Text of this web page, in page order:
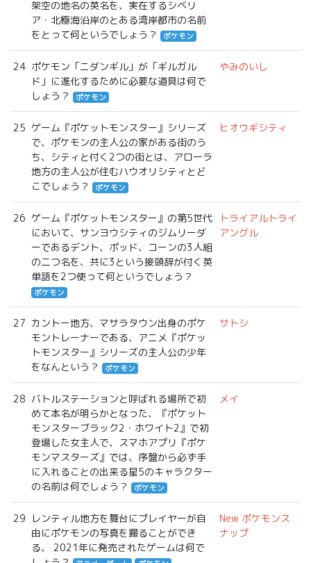
架空の地名の英名を、実在するシベリ
ア・北極海沿岸のとある湾岸都市の名前
をとって何というでしょう？
ポケモン
24 ポケモン「ニダンギル」が「ギルガル
ド」に進化するために必要な道具は何で
しょう？
ポケモン
やみのいし
25 ゲーム『ポケットモンスター』シリーズ
で、ポケモンの主人公の家がある街のう
ち、シティと付く2つの街とは、アローラ
地方の主人公が住むハウオリシティとど
こでしょう？
ポケモン
ヒオウギシティ
26 ゲーム『ポケットモンスター』の第5世代
において、サンヨウシティのジムリーダ
ーであるデント、ポッド、コーンの3人組
の二つ名を、共に3という接頭辞が付く英
単語を2つ使って何というでしょう？
ポケモン
トライアルトライ
アングル
27 カントー地方、マサラタウン出身のポケ
モントレーナーである、アニメ『ポケッ
トモンスター』シリーズの主人公の少年
をなんという？
ポケモン
サトシ
28 バトルステーションと呼ばれる場所で初
めて本名が明らかとなった、『ポケット
モンスターブラック2・ホワイト2』で初
登場した女主人で、スマホアプリ『ポケ
モンマスターズ』では、序盤から必ず手
に入れることの出来る星5のキャラクター
の名前は何でしょう？
ポケモン
メイ
29 レンティル地方を舞台にプレイヤーが自
由にポケモンの写真を撮ることができ
る、 2021年に発売されたゲームは何で
New ポケモンス
ナップ